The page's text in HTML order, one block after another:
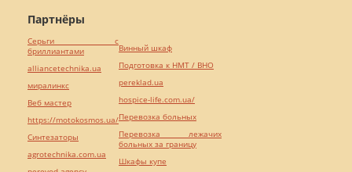
Партнёры
Серьги с
бриллиантами
alliancetechnika.ua
миралинкс
Веб мастер
https://motokosmos.ua/
Синтезаторы
agrotechnika.com.ua
Винный шкаф
Подготовка к НМТ / ВНО
pereklad.ua
hospice-life.com.ua/
Перевозка больных
Перевозка лежачих
больных за границу
Шкафы купе